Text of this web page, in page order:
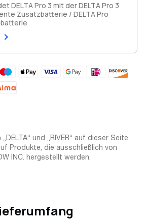
DELTA Pro 3 mit der DELTA Pro 3
Zusatzbatterie / DELTA Pro
und „RIVER“ auf dieser Seite
Produkte, die ausschließlich von
INC. hergestellt werden.